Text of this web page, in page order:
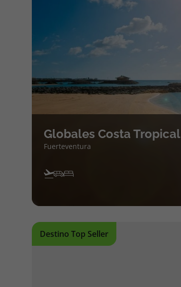
Globales Costa Tropical
Fuerteventura
Destino Top Seller